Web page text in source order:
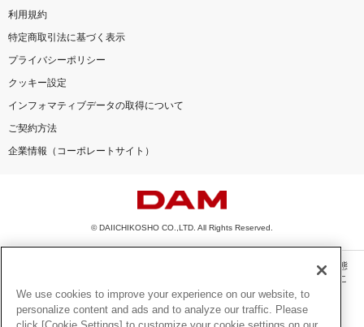
利用規約
特定商取引法に基づく表示
プライバシーポリシー
クッキー設定
インフォマティブデータの取得について
ご契約方法
企業情報（コーポレートサイト）
© DAIICHIKOSHO CO.,LTD. All Rights Reserved.
このサイトに掲載されている一切の文章・画像・写真・動画・音声等を、手段や形態
を問わず、著作権法の定める範囲を超えて無断で複製、転載、ファイル化などするこ
とを禁じます。
楽曲及びコンテンツは、機種によりご利用いただけない場合があります。
We use cookies to improve your experience on our website, to
personalize content and ads and to analyze our traffic. Please